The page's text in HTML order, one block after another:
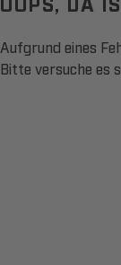
Aufgrund eines
Bitte versuche es